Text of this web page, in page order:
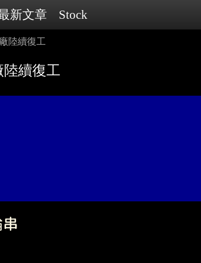
新文章 Stock
陸續復工
續復工